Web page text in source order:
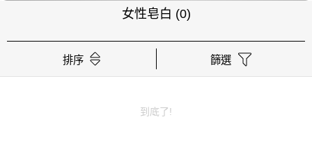
女性皂白 (0)
排序 篩選
到底了!